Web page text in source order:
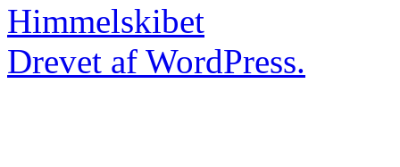
Himmelskibet
Drevet af WordPress.